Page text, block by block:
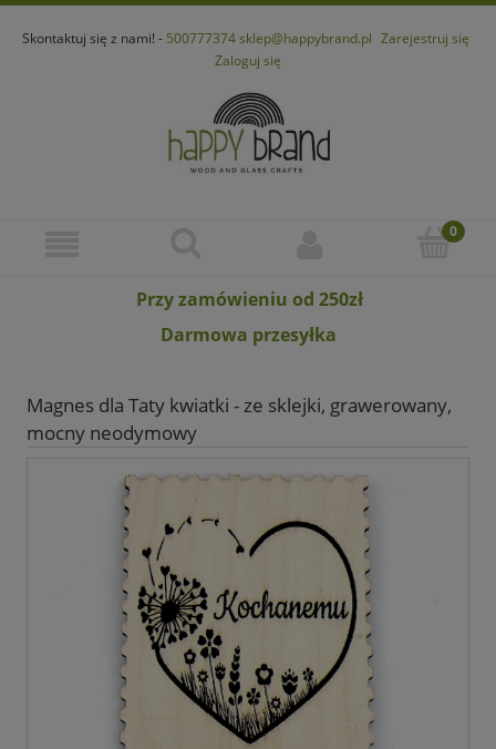
Skontaktuj się z nami! - 500777374 sklep@happybrand.pl Zarejestruj się
Zaloguj się
Przy zamówieniu od 250zł
Darmowa przesyłka
Magnes dla Taty kwiatki - ze sklejki, grawerowany,
mocny neodymowy